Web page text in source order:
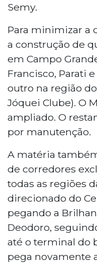
Semy.
Para minimizar a
a construção de
em Campo
Francisco, Parati
outro na região
Jóquei Clube). O
ampliado. O
por manutenção.
A matéria
de corredores
todas as regiões
direcionado do
pegando a
Deodoro,
até o terminal do
pega novamente